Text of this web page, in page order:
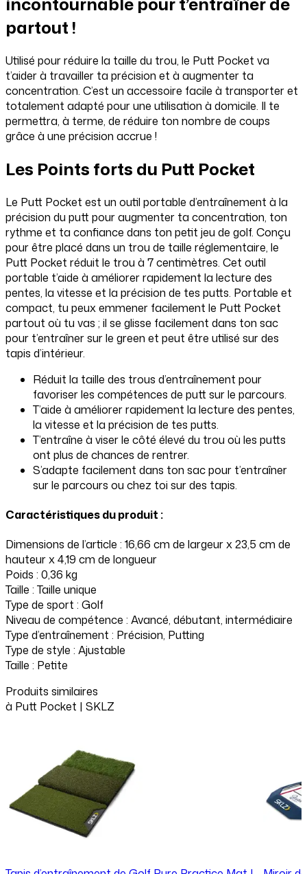
partout !
Utilisé pour réduire la taille du trou, le Putt Pocket va
t’aider à travailler ta précision et à augmenter ta
concentration. C’est un accessoire facile à transporter et
totalement adapté pour une utilisation à domicile. Il te
permettra, à terme, de réduire ton nombre de coups
grâce à une précision accrue !
Les Points forts du Putt Pocket
Le Putt Pocket est un outil portable d’entraînement à la
précision du putt pour augmenter ta concentration, ton
rythme et ta confiance dans ton petit jeu de golf. Conçu
pour être placé dans un trou de taille réglementaire, le
Putt Pocket réduit le trou à 7 centimètres. Cet outil
portable t’aide à améliorer rapidement la lecture des
pentes, la vitesse et la précision de tes putts. Portable et
compact, tu peux emmener facilement le Putt Pocket
partout où tu vas ; il se glisse facilement dans ton sac
pour t’entraîner sur le green et peut être utilisé sur des
tapis d’intérieur.
Réduit la taille des trous d’entraînement pour
favoriser les compétences de putt sur le parcours.
T’aide à améliorer rapidement la lecture des pentes,
la vitesse et la précision de tes putts.
T’entraîne à viser le côté élevé du trou où les putts
ont plus de chances de rentrer.
S’adapte facilement dans ton sac pour t’entraîner
sur le parcours ou chez toi sur des tapis.
Caractéristiques du produit :
Dimensions de l’article : 16,66 cm de largeur x 23,5 cm de
hauteur x 4,19 cm de longueur
Poids : 0,36 kg
Taille : Taille unique
Type de sport : Golf
Niveau de compétence : Avancé, débutant, intermédiaire
Type d’entraînement : Précision, Putting
Type de style : Ajustable
Taille : Petite
Produits similaires
à Putt Pocket | SKLZ